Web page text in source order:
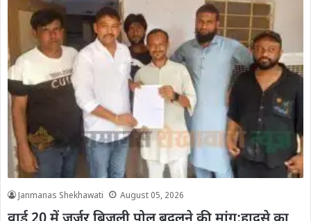
Janmanas Shekhawati August 05, 2026